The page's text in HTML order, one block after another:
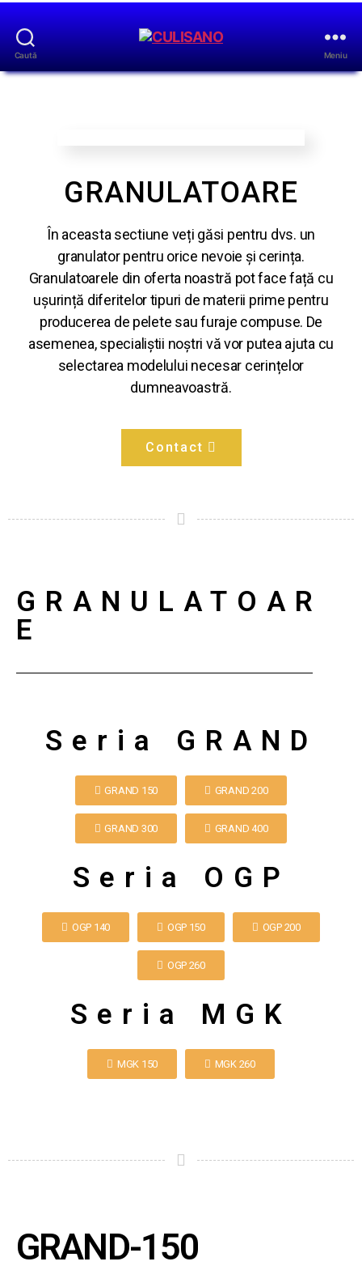
Caută Meniu
GRANULATOARE
În aceasta sectiune veți găsi pentru dvs. un
granulator pentru orice nevoie și cerința.
Granulatoarele din oferta noastră pot face față cu
ușurință diferitelor tipuri de materii prime pentru
producerea de pelete sau furaje compuse. De
asemenea, specialiștii noștri vă vor putea ajuta cu
selectarea modelului necesar cerințelor
dumneavoastră.
Contact
GRANULATOAR
E
Seria GRAND
GRAND 150 GRAND 200
GRAND 300 GRAND 400
Seria OGP
OGP 140 OGP 150 OGP 200
OGP 260
Seria MGK
MGK 150 MGK 260
GRAND-150